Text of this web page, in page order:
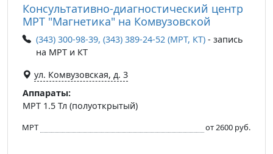
Консультативно-диагностический центр
МРТ "Магнетика" на Комвузовской
(343) 300-98-39, (343) 389-24-52 (МРТ, КТ) - запись
на МРТ и КТ
ул. Комвузовская, д. 3
Аппараты:
МРТ 1.5 Тл (полуоткрытый)
МРТ от 2600 руб.